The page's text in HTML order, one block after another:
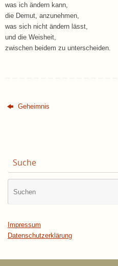
was ich ändern kann,
die Demut, anzunehmen,
was sich nicht ändern lässt,
und die Weisheit,
zwischen beidem zu unterscheiden.
Geheimnis
Suche
Impressum
Datenschutzerklärung